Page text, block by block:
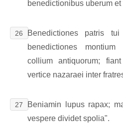
benedictionibus uberum et
26
Benedictiones patris
benedictiones montium
collium antiquorum;
vertice nazaraei inter
27
Beniamin lupus rapax;
vespere dividet spolia".